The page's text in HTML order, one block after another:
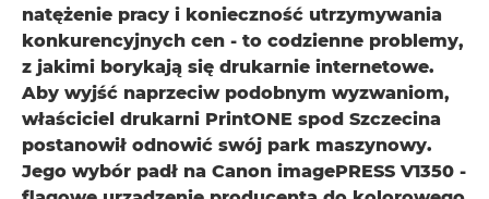
natężenie pracy i konieczność utrzymywania
konkurencyjnych cen - to codzienne problemy,
z jakimi borykają się drukarnie internetowe.
Aby wyjść naprzeciw podobnym wyzwaniom,
właściciel drukarni PrintONE spod Szczecina
postanowił odnowić swój park maszynowy.
Jego wybór padł na Canon imagePRESS V1350 -